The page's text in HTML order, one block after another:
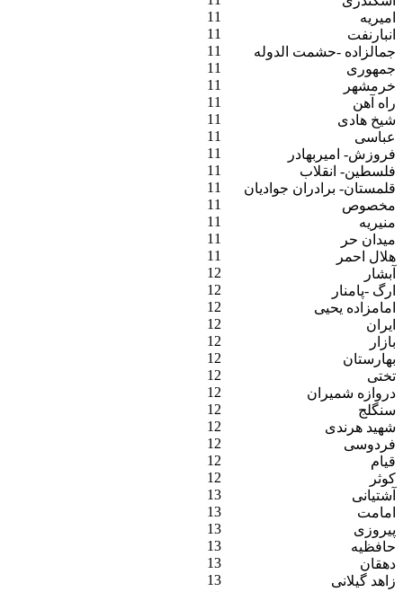
امیریه
11
انبارنفت
11
جمالزاده -حشمت الدوله
11
جمهوری
11
خرمشهر
11
راه آهن
11
شیخ هادی
11
عباسی
11
فروزش- امیربهادر
11
فلسطین- انقلاب
11
قلمستان- برادران جوادیان
11
مخصوص
11
منیریه
11
میدان حر
11
هلال احمر
11
آبشار
12
ارگ -پامنار
12
امامزاده یحیی
12
ایران
12
بازار
12
بهارستان
12
تختی
12
دروازه شمیران
12
سنگلج
12
شهید هرندی
12
فردوسی
12
قیام
12
کوثر
12
آشتیانی
13
امامت
13
پیروزی
13
حافظیه
13
دهقان
13
زاهد گیلانی
13